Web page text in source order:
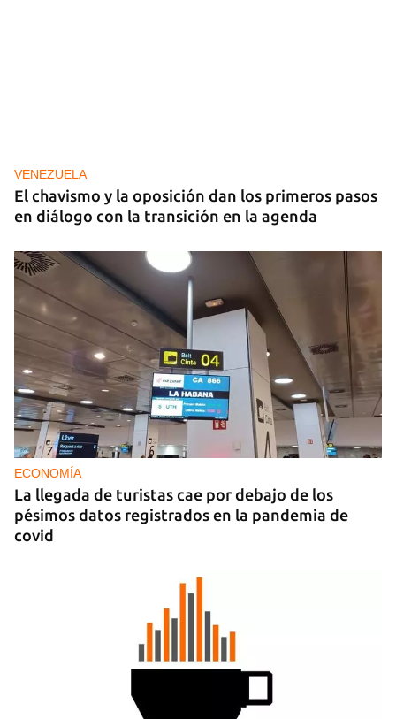
VENEZUELA
El chavismo y la oposición dan los primeros pasos
en diálogo con la transición en la agenda
ECONOMÍA
La llegada de turistas cae por debajo de los
pésimos datos registrados en la pandemia de
covid